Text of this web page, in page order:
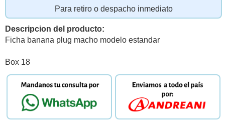
Para retiro o despacho inmediato
Descripcion del producto:
Ficha banana plug macho modelo estandar
Box 18